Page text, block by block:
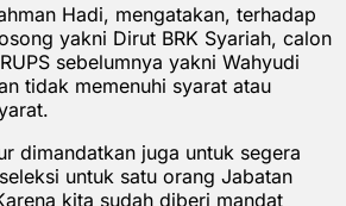
Hadi, mengatakan, terhadap
yakni Dirut BRK Syariah, calon
sebelumnya yakni Wahyudi
tidak memenuhi syarat atau
dimandatkan juga untuk segera
untuk satu orang Jabatan
kita sudah diberi mandat